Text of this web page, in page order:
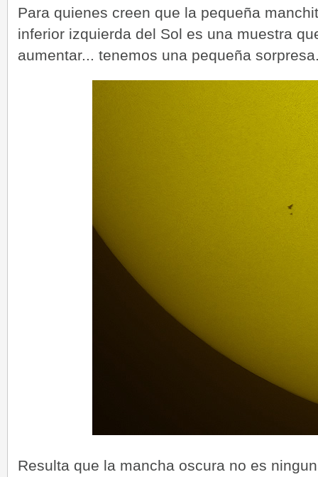
Para quienes creen que la pequeña
inferior izquierda del Sol es una muestra
aumentar... tenemos una pequeña
Resulta que la mancha oscura no es